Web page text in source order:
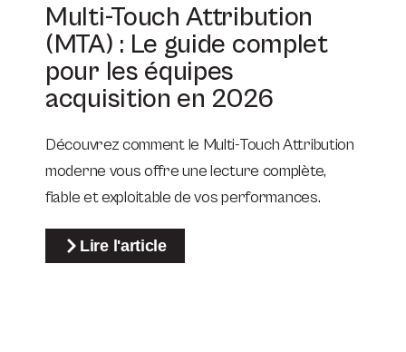
Multi-Touch Attribution
(MTA) : Le guide complet
pour les équipes
acquisition en 2026
Découvrez comment le Multi-Touch Attribution
moderne vous offre une lecture complète,
fiable et exploitable de vos performances.
Lire l'article